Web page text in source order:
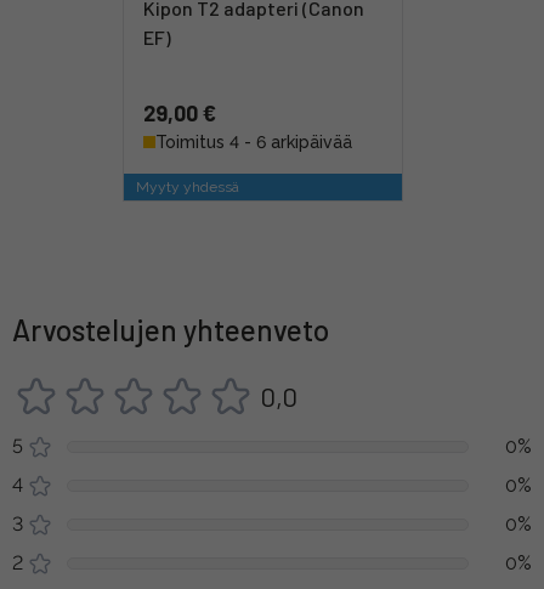
Kipon T2 adapteri (Canon
EF)
29,00 €
Toimitus 4 - 6 arkipäivää
Myyty yhdessä
Arvostelujen yhteenveto
0,0
5
0%
4
0%
3
0%
2
0%